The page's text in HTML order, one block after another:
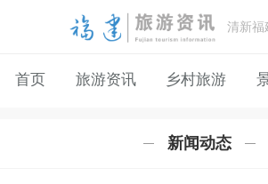
清新福
首页 旅游资讯 乡村旅游
新闻动态